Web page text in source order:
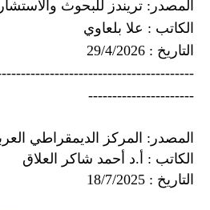
المصدر: تريندز للبحوث
الكاتب : علا بلعاوي
التاريخ : 29/4/2026
----------------------
المصدر: المركز الديمقراطي
الكاتب : أ.د أحمد شاكر العلاق
التاريخ : 18/7/2025